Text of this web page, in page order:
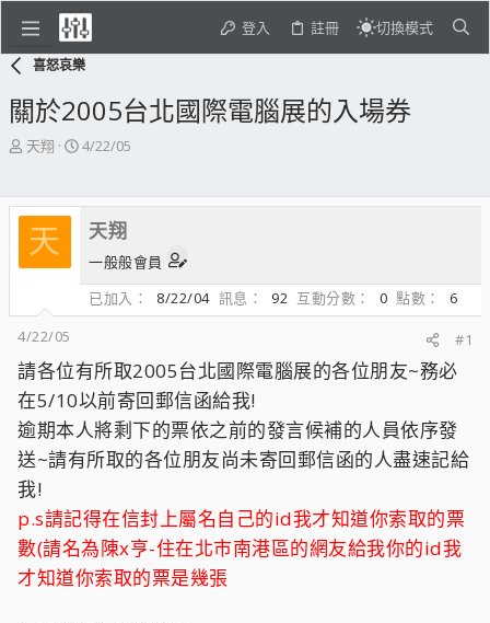
登入 註冊 切換模式
喜怒哀樂
關於2005台北國際電腦展的入場券
主
起
人
天翔
開
期
4/22/05
天 天翔
一般般會員
已加入
8/22/04 訊息 92 互動分數 0 點數
6
4/22/05
#1
請各位有所取2005台北國際電腦展的各位朋友~務必
在5/10以前寄回郵信函給我!
逾期本人將剩下的票依之前的發言候補的人員依序發
送~請有所取的各位朋友尚未寄回郵信函的人盡速記給
我!
p.s請記得在信封上屬名自己的id我才知道你索取的票
數(請名為陳x亨-住在北市南港區的網友給我你的id我
才知道你索取的票是幾張